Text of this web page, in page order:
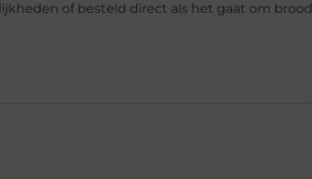
of besteld direct als het gaat om